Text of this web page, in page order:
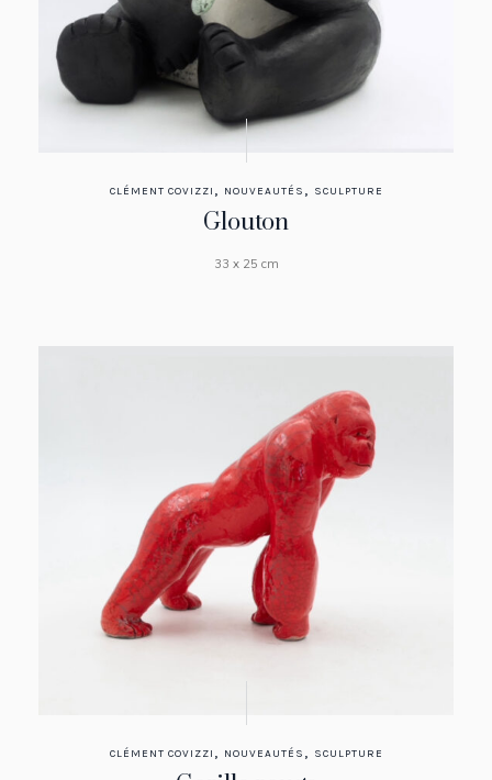
CLÉMENT COVIZZI , NOUVEAUTÉS , SCULPTURE
Glouton
33 x 25 cm
CLÉMENT COVIZZI , NOUVEAUTÉS , SCULPTURE